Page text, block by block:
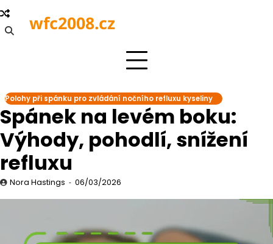
Skip
to
content
wfc2008.cz
Polohy při spánku pro zvládání nočního refluxu kyseliny
Spánek na levém boku:
Výhody, pohodlí, snížení
refluxu
Nora Hastings 06/03/2026